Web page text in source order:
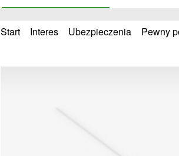
Start Interes Ubezpieczenia Pewny